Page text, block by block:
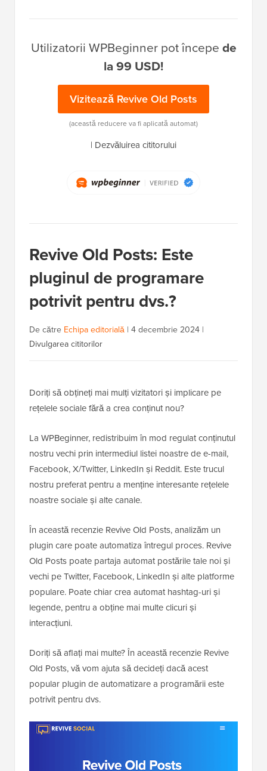
Utilizatorii WPBeginner pot începe de
la 99 USD!
Vizitează Revive Old Posts
(această reducere va fi aplicată automat)
| Dezvăluirea cititorului
Revive Old Posts: Este
pluginul de programare
potrivit pentru dvs.?
De către Echipa editorială | 4 decembrie 2024 |
Divulgarea cititorilor
Doriți să obțineți mai mulți vizitatori și implicare pe
rețelele sociale fără a crea conținut nou?
La WPBeginner, redistribuim în mod regulat conținutul
nostru vechi prin intermediul listei noastre de e-mail,
Facebook, X/Twitter, LinkedIn și Reddit. Este trucul
nostru preferat pentru a menține interesante rețelele
noastre sociale și alte canale.
În această recenzie Revive Old Posts, analizăm un
plugin care poate automatiza întregul proces. Revive
Old Posts poate partaja automat postările tale noi și
vechi pe Twitter, Facebook, LinkedIn și alte platforme
populare. Poate chiar crea automat hashtag-uri și
legende, pentru a obține mai multe clicuri și
interacțiuni.
Doriți să aflați mai multe? În această recenzie Revive
Old Posts, vă vom ajuta să decideți dacă acest
popular plugin de automatizare a programării este
potrivit pentru dvs.